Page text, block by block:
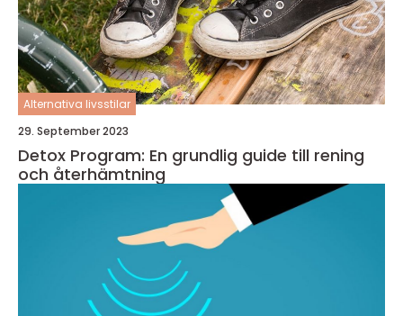
Alternativa livsstilar
29. September 2023
Detox Program: En grundlig guide till rening
och återhämtning